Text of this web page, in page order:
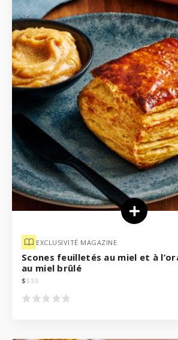
EXCLUSIVITÉ MAGAZINE
Scones feuilletés au miel et à
au miel brûlé
$$ $$